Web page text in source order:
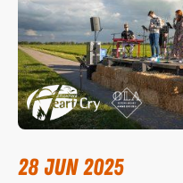
28 jun 2025